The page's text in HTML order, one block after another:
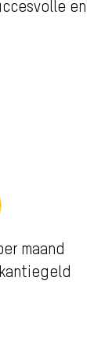
en
maand